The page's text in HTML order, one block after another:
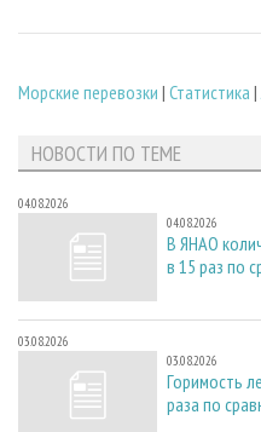
Морские перевозки | Статистика |
НОВОСТИ ПО ТЕМЕ
04.08.2026
04.08.2026
В ЯНАО
в 15 раз по
03.08.2026
03.08.2026
Горимость
раза по